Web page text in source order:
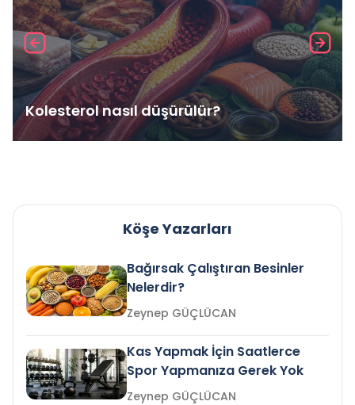
Kolesterol nasıl düşürülür?
Köşe Yazarları
Bağırsak Çalıştıran Besinler
Nelerdir?
Zeynep GÜÇLÜCAN
Kas Yapmak İçin Saatlerce
Spor Yapmanıza Gerek Yok
Zeynep GÜÇLÜCAN